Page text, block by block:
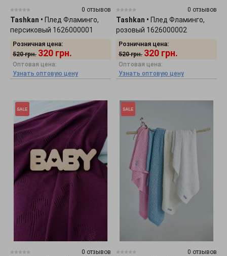
0 отзывов
Tashkan • Плед Фламинго,
персиковый 1626000001
Розничная цена:
520 грн. 320 грн.
Оптовая цена:
Узнать оптовую цену
0 отзывов
Tashkan • Плед Фламинго,
розовый 1626000002
Розничная цена:
520 грн. 320 грн.
Оптовая цена:
Узнать оптовую цену
0 отзывов 0 отзывов